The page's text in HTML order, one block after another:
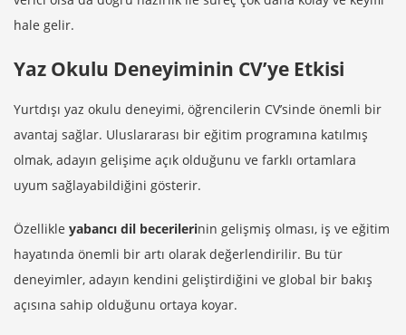
hale gelir.
Yaz Okulu Deneyiminin CV’ye Etkisi
Yurtdışı yaz okulu deneyimi, öğrencilerin CV’sinde önemli bir
avantaj sağlar. Uluslararası bir eğitim programına katılmış
olmak, adayın gelişime açık olduğunu ve farklı ortamlara
uyum sağlayabildiğini gösterir.
Özellikle yabancı dil becerilerinin gelişmiş olması, iş ve eğitim
hayatında önemli bir artı olarak değerlendirilir. Bu tür
deneyimler, adayın kendini geliştirdiğini ve global bir bakış
açısına sahip olduğunu ortaya koyar.